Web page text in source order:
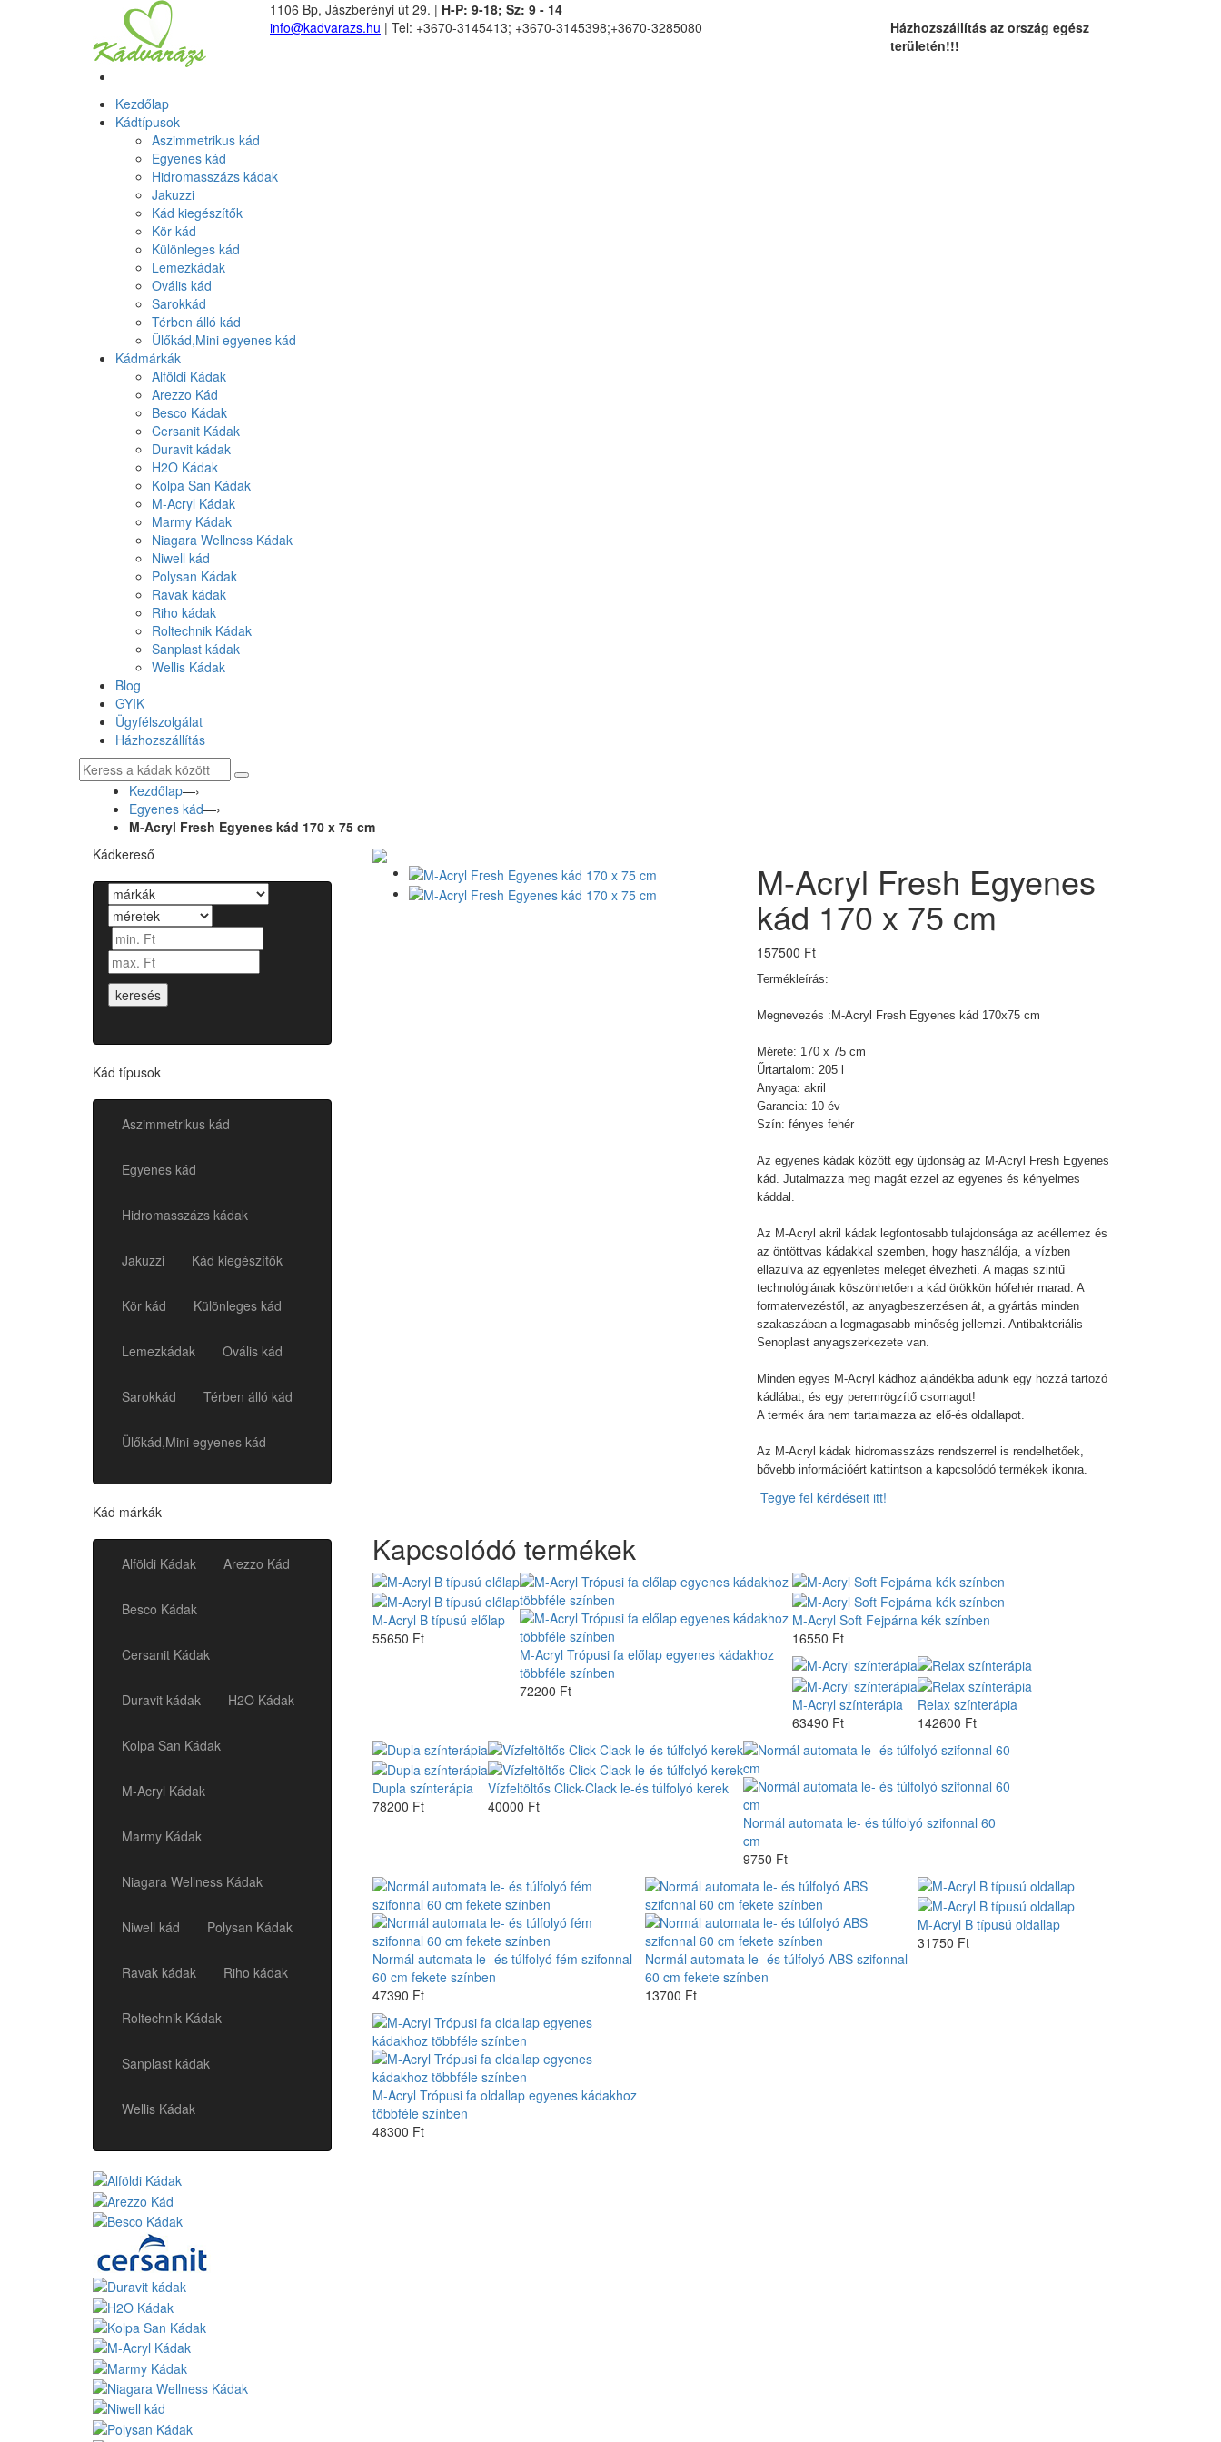
1106 Bp, Jászberényi út 29. | H-P: 9-18; Sz: 9 - 14
info@kadvarazs.hu | Tel: +3670-3145413; +3670-3145398;+3670-3285080
Házhozszállítás az ország egész
területén!!!
Kezdőlap
Kádtípusok
Aszimmetrikus kád
Egyenes kád
Hidromasszázs kádak
Jakuzzi
Kád kiegészítők
Kör kád
Különleges kád
Lemezkádak
Ovális kád
Sarokkád
Térben álló kád
Ülőkád,Mini egyenes kád
Kádmárkák
Alföldi Kádak
Arezzo Kád
Besco Kádak
Cersanit Kádak
Duravit kádak
H2O Kádak
Kolpa San Kádak
M-Acryl Kádak
Marmy Kádak
Niagara Wellness Kádak
Niwell kád
Polysan Kádak
Ravak kádak
Riho kádak
Roltechnik Kádak
Sanplast kádak
Wellis Kádak
Blog
GYIK
Ügyfélszolgálat
Házhozszállítás
Kezdőlap—›
Egyenes kád—›
M-Acryl Fresh Egyenes kád 170 x 75 cm
Kádkereső
keresés
Kád típusok
Aszimmetrikus kád
Egyenes kád
Hidromasszázs kádak
Jakuzzi Kád kiegészítők
Kör kád Különleges kád
Lemezkádak Ovális kád
Sarokkád Térben álló kád
Ülőkád,Mini egyenes kád
Kád márkák
Alföldi Kádak Arezzo Kád
Besco Kádak
Cersanit Kádak
Duravit kádak H2O Kádak
Kolpa San Kádak
M-Acryl Kádak
Marmy Kádak
Niagara Wellness Kádak
Niwell kád Polysan Kádak
Ravak kádak Riho kádak
Roltechnik Kádak
Sanplast kádak
Wellis Kádak
M-Acryl Fresh Egyenes
kád 170 x 75 cm
157500 Ft
Termékleírás:
Megnevezés : M-Acryl Fresh Egyenes kád 170x75 cm
Mérete: 170 x 75 cm
Űrtartalom: 205 l
Anyaga: akril
Garancia: 10 év
Szín: fényes fehér
Az egyenes kádak között egy újdonság az M-Acryl Fresh Egyenes
kád. Jutalmazza meg magát ezzel az egyenes és kényelmes
káddal.
Az M-Acryl akril kádak legfontosabb tulajdonsága az acéllemez és
az öntöttvas kádakkal szemben, hogy használója, a vízben
ellazulva az egyenletes meleget élvezheti. A magas szintű
technológiának köszönhetően a kád örökkön hófehér marad. A
formatervezéstől, az anyagbeszerzésen át, a gyártás minden
szakaszában a legmagasabb minőség jellemzi. Antibakteriális
Senoplast anyagszerkezete van.
Minden egyes M-Acryl kádhoz ajándékba adunk egy hozzá tartozó
kádlábat, és egy peremrögzítő csomagot!
A termék ára nem tartalmazza az elő-és oldallapot.
Az M-Acryl kádak hidromasszázs rendszerrel is rendelhetőek,
bővebb információért kattintson a kapcsolódó termékek ikonra.
Tegye fel kérdéseit itt!
Kapcsolódó termékek
M-Acryl B típusú előlap
55650 Ft
M-Acryl Trópusi fa előlap egyenes kádakhoz
többféle színben
72200 Ft
M-Acryl Soft Fejpárna kék színben
16550 Ft
M-Acryl színterápia
63490 Ft
Relax színterápia
142600 Ft
Dupla színterápia
78200 Ft
Vízfeltöltős Click-Clack le-és túlfolyó kerek
40000 Ft
Normál automata le- és túlfolyó szifonnal 60
cm
9750 Ft
Normál automata le- és túlfolyó fém szifonnal
60 cm fekete színben
47390 Ft
Normál automata le- és túlfolyó ABS szifonnal
60 cm fekete színben
13700 Ft
M-Acryl B típusú oldallap
31750 Ft
M-Acryl Trópusi fa oldallap egyenes kádakhoz
többféle színben
48300 Ft